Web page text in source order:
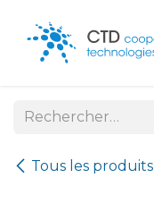
Tous les produits